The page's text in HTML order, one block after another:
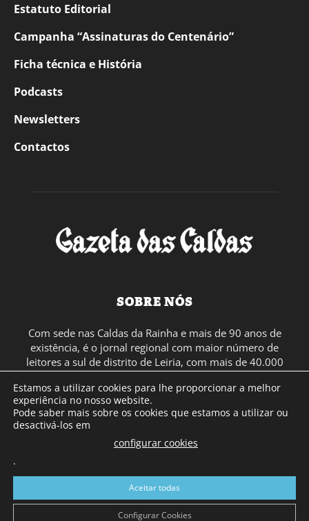
Estatuto Editorial
Campanha “Assinaturas do Centenário”
Ficha técnica e História
Podcasts
Newsletters
Contactos
SOBRE NÓS
Com sede nas Caldas da Rainha e mais de 90 anos de
existência, é o jornal regional com maior número de
leitores a sul de distrito de Leiria, com mais de 40.000
em Portugal Continental e assinatura online.
SIGA-NOS
Estamos a utilizar cookies para lhe proporcionar a melhor
experiência no nosso website.
Pode saber mais sobre os cookies que estamos a utilizar ou
desactivá-los em
configurar cookies
.
Aceitar todas
Configurar Cookies